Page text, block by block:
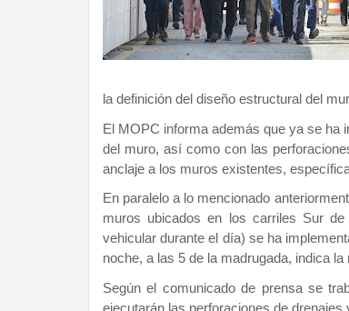
la definición del diseño estructural del
El MOPC informa además que ya se ha
del muro, así como con las
anclaje a los muros existentes,
En paralelo a lo mencionado
muros ubicados en los carriles Sur
vehicular durante el día) se ha
noche, a las 5 de la madrugada, indica la
Según el comunicado de prensa se
ejecutarán las perforaciones de